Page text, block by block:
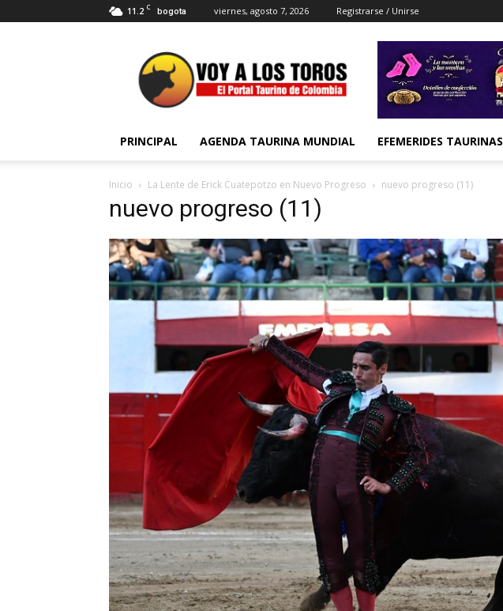
11.2 C bogota viernes, agosto 7, 2026 Registrarse / Unirse
Voy
a
Los
Toros
PRINCIPAL AGENDA TAURINA MUNDIAL EFEMERIDES TAURINAS
Inicio La Lente de Erick Cuatepotzo en Nuevo Progreso nuevo progreso (11)
nuevo progreso (11)